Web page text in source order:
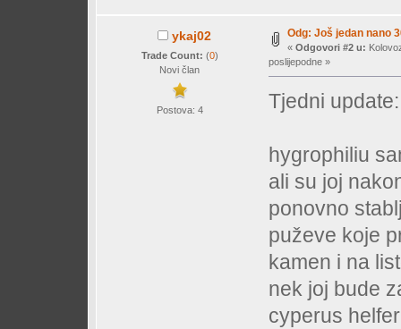
ykaj02
Trade Count: (0)
Novi član
Postova: 4
Odg: Još jedan nano
« Odgovori #2 u:
poslijepodne »
Tjedni update:
hygrophiliu
ali su joj
ponovno
puževe koje
kamen i na
nek joj bude
cyperus